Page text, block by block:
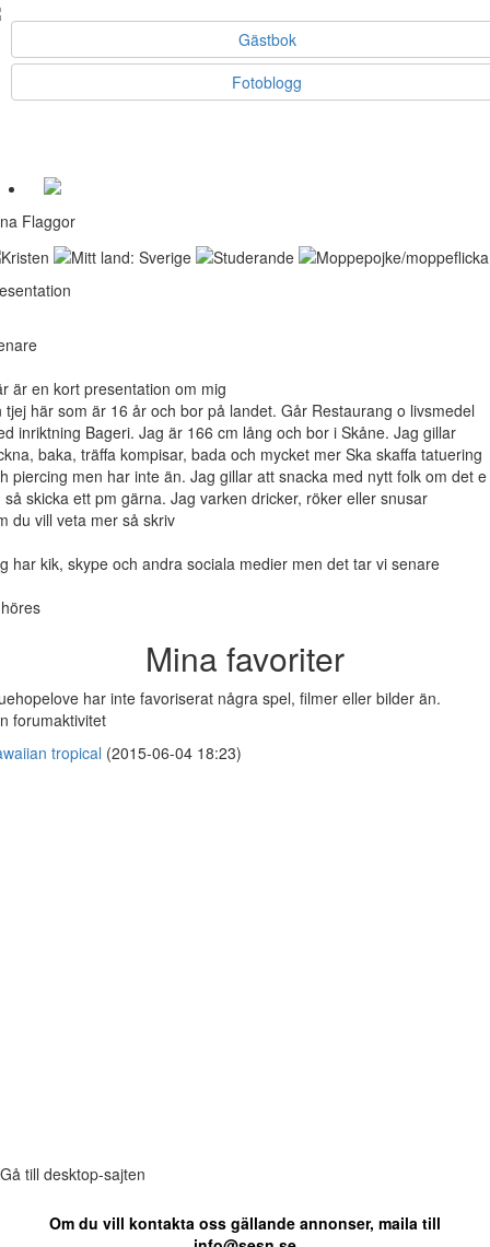
Gästbok
Fotoblogg
Flaggor
är en kort presentation om mig
tjej här som är 16 år och bor på landet. Går Restaurang o livsmedel
inriktning Bageri. Jag är 166 cm lång och bor i Skåne. Jag gillar
baka, träffa kompisar, bada och mycket mer Ska skaffa tatuering
piercing men har inte än. Jag gillar att snacka med nytt folk om det e
så skicka ett pm gärna. Jag varken dricker, röker eller snusar
du vill veta mer så skriv
har kik, skype och andra sociala medier men det tar vi senare
Mina favoriter
har inte favoriserat några spel, filmer eller bilder än.
forumaktivitet
tropical (2015-06-04 18:23)
Gå till desktop-sajten
Om du vill kontakta oss gällande annonser, maila till